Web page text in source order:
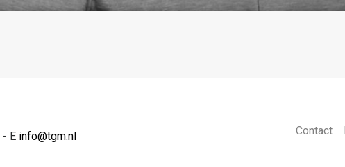
- E info@tgm.nl Contact